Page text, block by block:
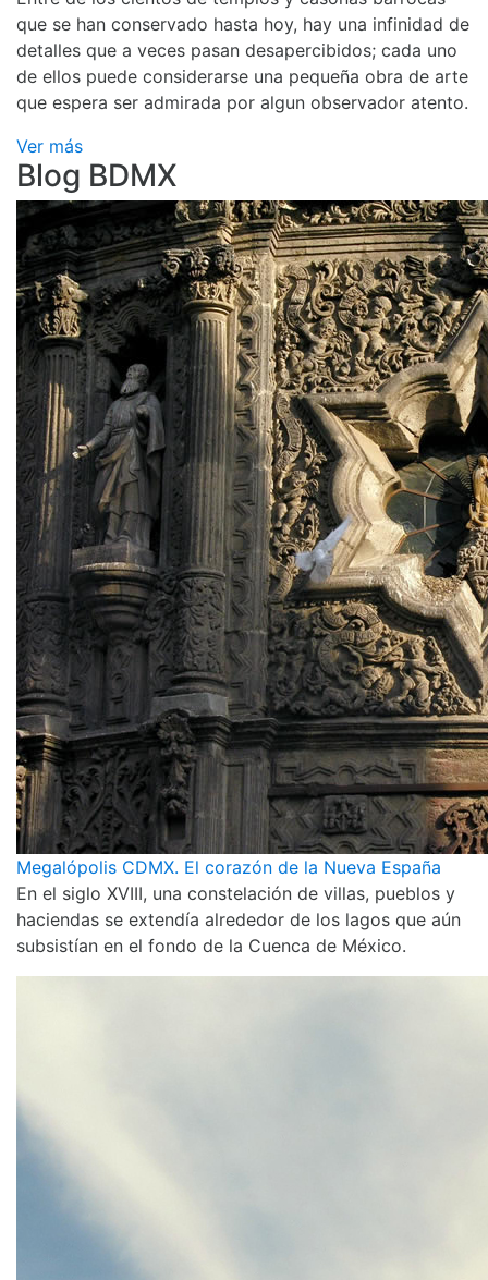
que se han conservado hasta hoy, hay una infinidad de
detalles que a veces pasan desapercibidos; cada uno
de ellos puede considerarse una pequeña obra de arte
que espera ser admirada por algun observador atento.
Ver más
Blog BDMX
Megalópolis CDMX. El corazón de la Nueva España
En el siglo XVIII, una constelación de villas, pueblos y
haciendas se extendía alrededor de los lagos que aún
subsistían en el fondo de la Cuenca de México.